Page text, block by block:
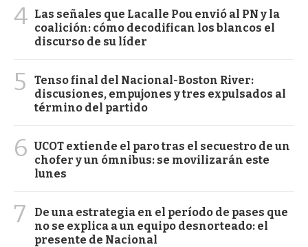
4 Las señales que Lacalle Pou envió al PN y la
coalición: cómo decodifican los blancos el
discurso de su líder
5
Tenso final del Nacional-Boston River:
discusiones, empujones y tres expulsados al
término del partido
6 UCOT extiende el paro tras el secuestro de un
chofer y un ómnibus: se movilizarán este
lunes
7
De una estrategia en el período de pases que
no se explica a un equipo desnorteado: el
presente de Nacional